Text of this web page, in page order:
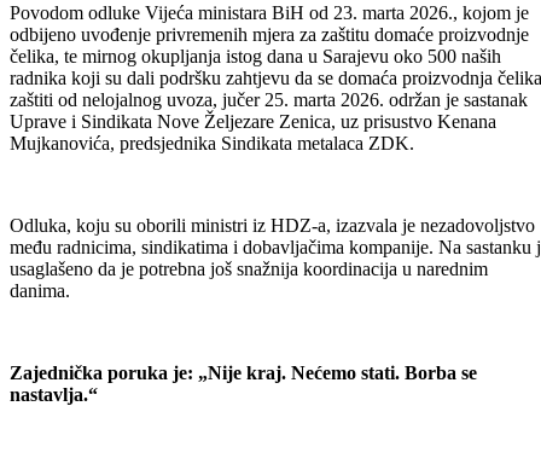
Povodom odluke Vijeća ministara BiH od 23. marta 2026., kojom je
odbijeno uvođenje privremenih mjera za zaštitu domaće proizvodnje
čelika, te mirnog okupljanja istog dana u Sarajevu oko 500 naših
radnika koji su dali podršku zahtjevu da se domaća proizvodnja čelika
zaštiti od nelojalnog uvoza, jučer 25. marta 2026. održan je sastanak
Uprave i Sindikata Nove Željezare Zenica, uz prisustvo Kenana
Mujkanovića, predsjednika Sindikata metalaca ZDK.
Odluka, koju su oborili ministri iz HDZ-a, izazvala je nezadovoljstvo
među radnicima, sindikatima i dobavljačima kompanije. Na sastanku
usaglašeno da je potrebna još snažnija koordinacija u narednim
danima.
Zajednička poruka je: „Nije kraj. Nećemo stati. Borba se
nastavlja.“